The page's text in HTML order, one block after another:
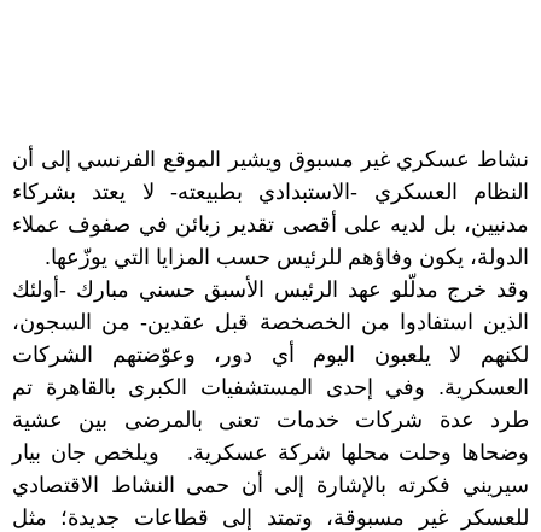
نشاط عسكري غير مسبوق ويشير الموقع الفرنسي إلى أن
النظام العسكري -الاستبدادي بطبيعته- لا يعتد بشركاء
مدنيين، بل لديه على أقصى تقدير زبائن في صفوف عملاء
الدولة، يكون وفاؤهم للرئيس حسب المزايا التي يوزّعها.
وقد خرج مدلّلو عهد الرئيس الأسبق حسني مبارك -أولئك
الذين استفادوا من الخصخصة قبل عقدين- من السجون،
لكنهم لا يلعبون اليوم أي دور، وعوّضتهم الشركات
العسكرية. وفي إحدى المستشفيات الكبرى بالقاهرة تم
طرد عدة شركات خدمات تعنى بالمرضى بين عشية
وضحاها وحلت محلها شركة عسكرية. ويلخص جان بيار
سيريني فكرته بالإشارة إلى أن حمى النشاط الاقتصادي
للعسكر غير مسبوقة، وتمتد إلى قطاعات جديدة؛ مثل